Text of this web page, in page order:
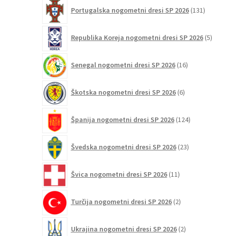
Portugalska nogometni dresi SP 2026 131
Republika Koreja nogometni dresi SP 2026 5
Senegal nogometni dresi SP 2026 16izdelkov
Škotska nogometni dresi SP 2026 6izdelkov
Španija nogometni dresi SP 2026 124izdelkov
Švedska nogometni dresi SP 2026 23izdelkov
Švica nogometni dresi SP 2026 11izdelkov
Turčija nogometni dresi SP 2026 2izdelka
Ukrajina nogometni dresi SP 2026 2izdelka